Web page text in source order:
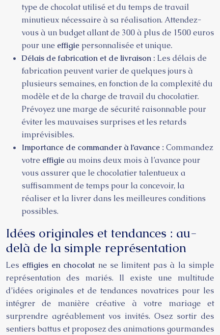
type de chocolat utilisé et du temps de travail
minutieux nécessaire à sa réalisation. Attendez-
vous à un budget allant de 300 à plus de 1500 euros
pour une effigie personnalisée et unique.
Délais de fabrication et de livraison : Les délais de
fabrication peuvent varier de quelques jours à
plusieurs semaines, en fonction de la complexité du
modèle et de la charge de travail du chocolatier.
Prévoyez une marge de sécurité raisonnable pour
éviter les mauvaises surprises et les retards
imprévisibles.
Importance de commander à l’avance : Commandez
votre effigie au moins deux mois à l’avance pour
vous assurer que le chocolatier talentueux a
suffisamment de temps pour la concevoir, la
réaliser et la livrer dans les meilleures conditions
possibles.
Idées originales et tendances : au-
delà de la simple représentation
Les effigies en chocolat ne se limitent pas à la simple
représentation des mariés. Il existe une multitude
d’idées originales et de tendances novatrices pour les
intégrer de manière créative à votre mariage et
surprendre agréablement vos invités. Osez sortir des
sentiers battus et proposez des animations gourmandes